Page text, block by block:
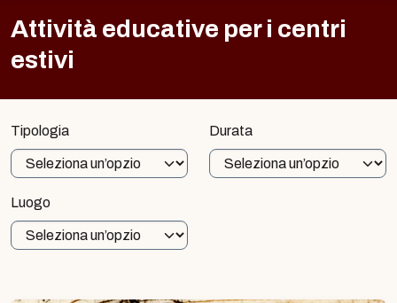
Attività educative per i centri
estivi
Tipologia Durata
Luogo